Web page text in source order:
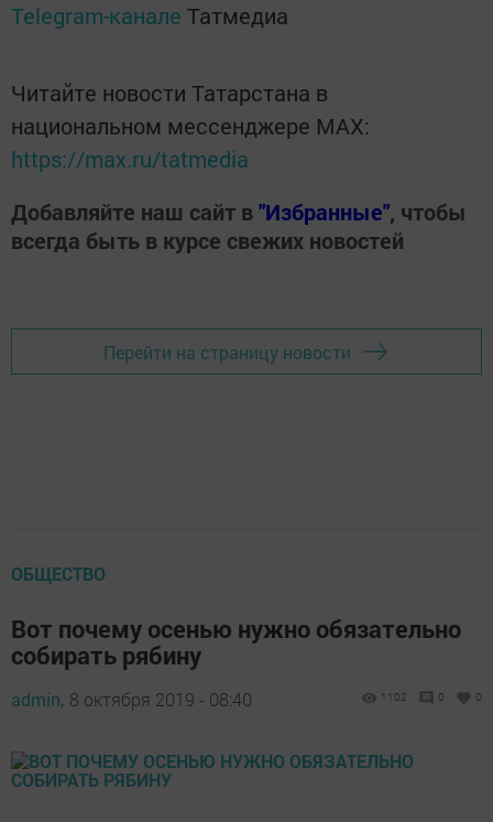
Telegram-канале Татмедиа
Читайте новости Татарстана в
национальном мессенджере MАХ:
https://max.ru/tatmedia
Добавляйте наш сайт в"Избранные", чтобы
всегда быть в курсе свежих новостей
Перейти на страницу новости
ОБЩЕСТВО
Вот почему осенью нужно обязательно
собирать рябину
admin, 8 октября 2019 - 08:40 1102 0 0